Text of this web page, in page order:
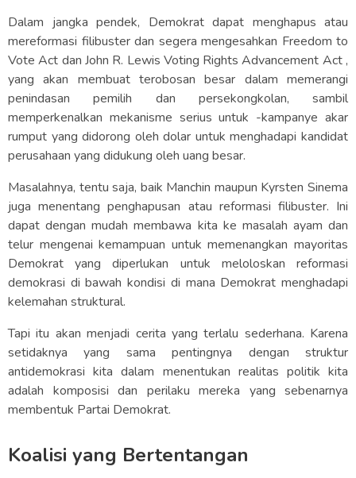
Dalam jangka pendek, Demokrat dapat menghapus atau
mereformasi filibuster dan segera mengesahkan Freedom to
Vote Act dan John R. Lewis Voting Rights Advancement Act ,
yang akan membuat terobosan besar dalam memerangi
penindasan pemilih dan persekongkolan, sambil
memperkenalkan mekanisme serius untuk -kampanye akar
rumput yang didorong oleh dolar untuk menghadapi kandidat
perusahaan yang didukung oleh uang besar.
Masalahnya, tentu saja, baik Manchin maupun Kyrsten Sinema
juga menentang penghapusan atau reformasi filibuster. Ini
dapat dengan mudah membawa kita ke masalah ayam dan
telur mengenai kemampuan untuk memenangkan mayoritas
Demokrat yang diperlukan untuk meloloskan reformasi
demokrasi di bawah kondisi di mana Demokrat menghadapi
kelemahan struktural.
Tapi itu akan menjadi cerita yang terlalu sederhana. Karena
setidaknya yang sama pentingnya dengan struktur
antidemokrasi kita dalam menentukan realitas politik kita
adalah komposisi dan perilaku mereka yang sebenarnya
membentuk Partai Demokrat.
Koalisi yang Bertentangan